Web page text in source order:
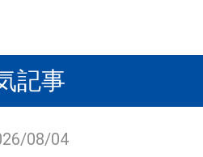
記事
08/04